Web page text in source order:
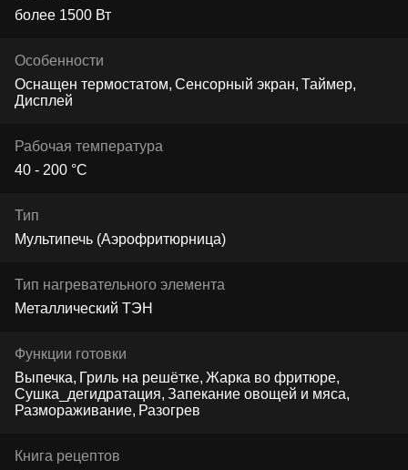
более 1500 Вт
Особенности
Оснащен термостатом Сенсорный экран Таймер
Дисплей
Рабочая температура
40 - 200 °C
Тип
Мультипечь (Аэрофритюрница)
Тип нагревательного элемента
Металлический ТЭН
Функции готовки
Выпечка Гриль на решётке Жарка во фритюре
Сушка_дегидратация Запекание овощей и мяса
Размораживание Разогрев
Книга рецептов